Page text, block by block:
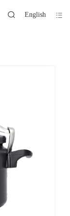
English